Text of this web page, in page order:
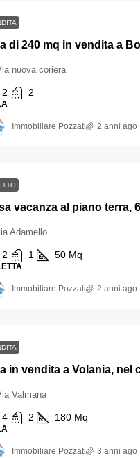
nuova coriera
2 2
Immobiliare Pozzati 2 anni ago
Adamello
2 1 50 Mq
Immobiliare Pozzati 2 anni ago
Valmana
4 2 180 Mq
Immobiliare Pozzati 3 anni ago